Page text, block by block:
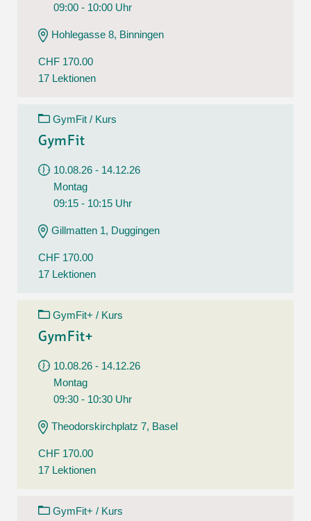
09:00 - 10:00 Uhr
Hohlegasse 8, Binningen
CHF 170.00
17 Lektionen
GymFit / Kurs
GymFit
10.08.26 - 14.12.26
Montag
09:15 - 10:15 Uhr
Gillmatten 1, Duggingen
CHF 170.00
17 Lektionen
GymFit+ / Kurs
GymFit+
10.08.26 - 14.12.26
Montag
09:30 - 10:30 Uhr
Theodorskirchplatz 7, Basel
CHF 170.00
17 Lektionen
GymFit+ / Kurs